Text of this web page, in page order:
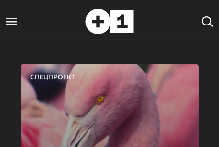
СПЕЦПРОЕКТ